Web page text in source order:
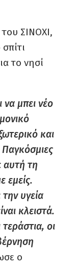
ΣΙΝΟΧΙ,
το νησί
να μπει νέο
και
Παγκόσμιες
αυτή τη
εμείς.
υγεία
κλειστά.
οι
ο